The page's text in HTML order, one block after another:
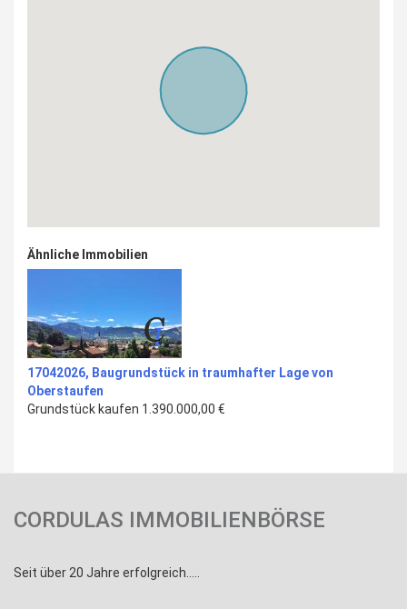
Ähnliche Immobilien
17042026, Baugrundstück in traumhafter Lage von
Oberstaufen
Grundstück kaufen 1.390.000,00 €
CORDULAS IMMOBILIENBÖRSE
Seit über 20 Jahre erfolgreich.....